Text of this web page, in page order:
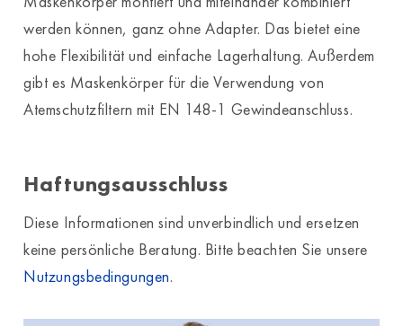
werden können, ganz ohne Adapter. Das bietet eine
hohe Flexibilität und einfache Lagerhaltung. Außerdem
gibt es Maskenkörper für die Verwendung von
Atemschutzfiltern mit EN 148-1 Gewindeanschluss.
Haftungsausschluss
Diese Informationen sind unverbindlich und ersetzen
keine persönliche Beratung. Bitte beachten Sie unsere
Nutzungsbedingungen.